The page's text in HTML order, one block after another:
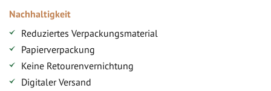
Nachhaltigkeit
Reduziertes Verpackungsmaterial
Papierverpackung
Keine Retourenvernichtung
Digitaler Versand